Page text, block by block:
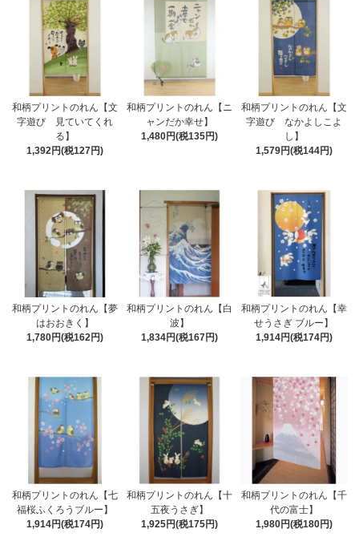
和柄プリントのれん【文
字遊び 見ていてくれ
る】
1,392円(税127円)
和柄プリントのれん【ニ
ャンだか幸せ】
1,480円(税135円)
和柄プリントのれん【文
字遊び なかよしこよ
し】
1,579円(税144円)
和柄プリントのれん【夢
はおおきく】
1,780円(税162円)
和柄プリントのれん【白
波】
1,834円(税167円)
和柄プリントのれん【幸
せうさぎ ブルー】
1,914円(税174円)
和柄プリントのれん【七
福桜ふくろうブルー】
1,914円(税174円)
和柄プリントのれん【十
五夜うさぎ】
1,925円(税175円)
和柄プリントのれん【千
代の富士】
1,980円(税180円)